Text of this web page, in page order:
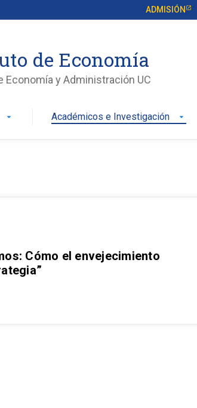
ADMISIÓN
de Economía
Economía y Administración UC
arrow_drop_down Académicos e Investigación arrow_drop_down
Cómo el envejecimiento